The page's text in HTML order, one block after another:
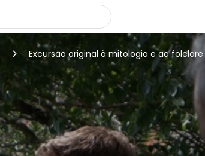
Excursão original à mitologia e ao folclore